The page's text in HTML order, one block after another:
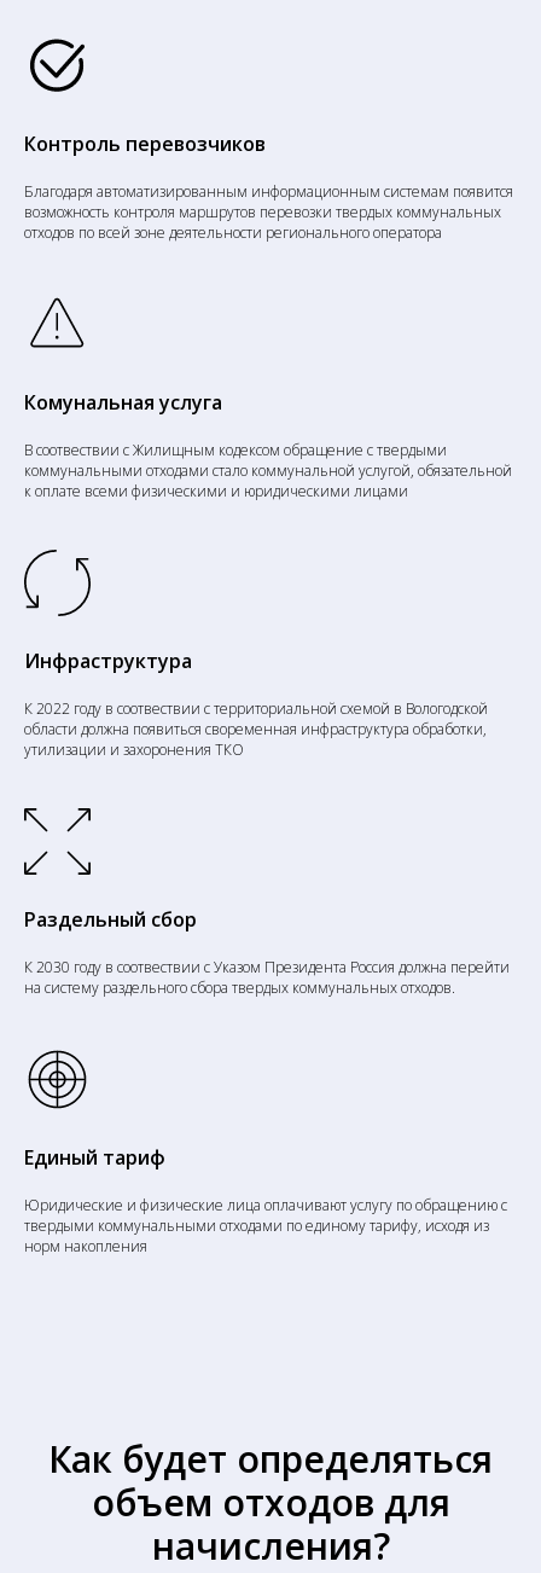
Контроль перевозчиков
Благодаря автоматизированным информационным системам появится
возможность контроля маршрутов перевозки твердых коммунальных
отходов по всей зоне деятельности регионального оператора
Комунальная услуга
В соотвествии с Жилищным кодексом обращение с твердыми
коммунальными отходами стало коммунальной услугой, обязательной
к оплате всеми физическими и юридическими лицами
Инфраструктура
К 2022 году в соотвествии с территориальной схемой в Вологодской
области должна появиться своременная инфраструктура обработки,
утилизации и захоронения ТКО
Раздельный сбор
К 2030 году в соотвествии с Указом Президента Россия должна перейти
на систему раздельного сбора твердых коммунальных отходов.
Единый тариф
Юридические и физические лица оплачивают услугу по обращению с
твердыми коммунальными отходами по единому тарифу, исходя из
норм накопления
Как будет определяться
объем отходов для
начисления?